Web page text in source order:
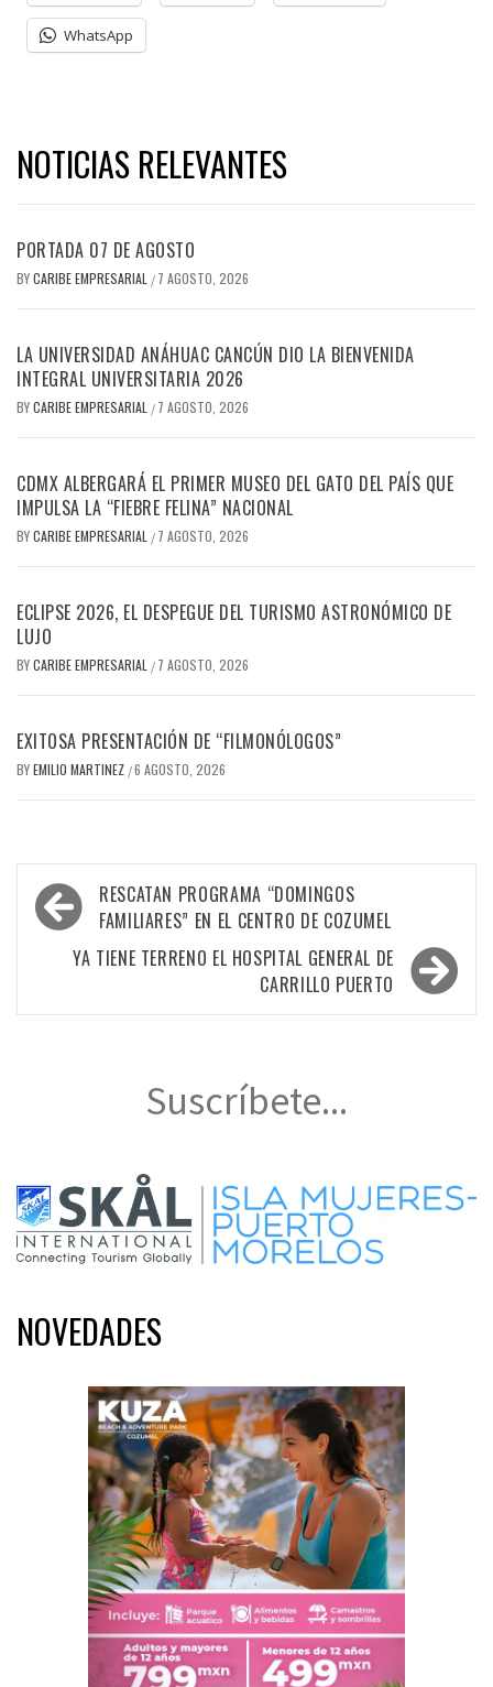
WhatsApp
NOTICIAS RELEVANTES
PORTADA 07 DE AGOSTO
BYCARIBE EMPRESARIAL / 7 AGOSTO, 2026
LA UNIVERSIDAD ANÁHUAC CANCÚN DIO LA BIENVENIDA
INTEGRAL UNIVERSITARIA 2026
BYCARIBE EMPRESARIAL / 7 AGOSTO, 2026
CDMX ALBERGARÁ EL PRIMER MUSEO DEL GATO DEL PAÍS QUE
IMPULSA LA “FIEBRE FELINA” NACIONAL
BYCARIBE EMPRESARIAL / 7 AGOSTO, 2026
ECLIPSE 2026, EL DESPEGUE DEL TURISMO ASTRONÓMICO DE
LUJO
BYCARIBE EMPRESARIAL / 7 AGOSTO, 2026
EXITOSA PRESENTACIÓN DE “FILMONÓLOGOS”
BYEMILIO MARTINEZ /6 AGOSTO, 2026
Navegación
de
entradas
RESCATAN PROGRAMA “DOMINGOS
FAMILIARES” EN EL CENTRO DE COZUMEL
YA TIENE TERRENO EL HOSPITAL GENERAL DE
CARRILLO PUERTO
Suscríbete...
NOVEDADES